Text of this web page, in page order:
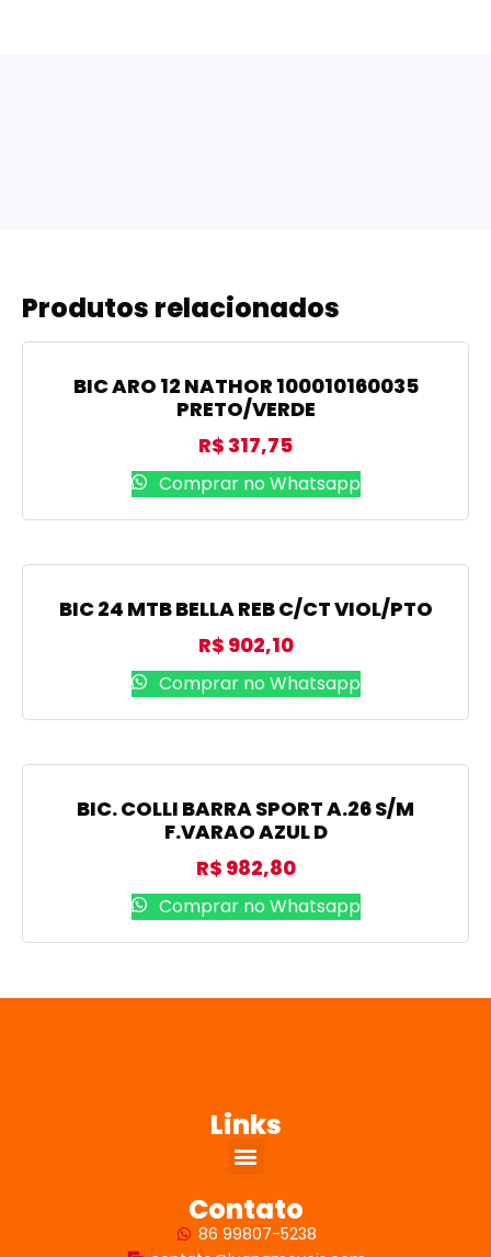
Produtos relacionados
BIC ARO 12 NATHOR 100010160035
PRETO/VERDE
R$ 317,75
Comprar no Whatsapp
BIC 24 MTB BELLA REB C/CT VIOL/PTO
R$ 902,10
Comprar no Whatsapp
BIC. COLLI BARRA SPORT A.26 S/M
F.VARAO AZUL D
R$ 982,80
Comprar no Whatsapp
Links
Contato
86 99807-5238